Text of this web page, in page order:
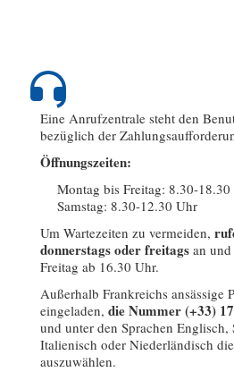
Eine Anrufzentrale steht den
bezüglich der
Öffnungszeiten:
Montag bis Freitag: 8.30-18.30
Samstag: 8.30-12.30 Uhr
Um Wartezeiten zu vermeiden,
donnerstags oder freitags an
Freitag ab 16.30 Uhr.
Außerhalb Frankreichs ansässige
eingeladen, die Nummer (+33)
und unter den Sprachen Englisch,
Italienisch oder Niederländisch
auszuwählen.